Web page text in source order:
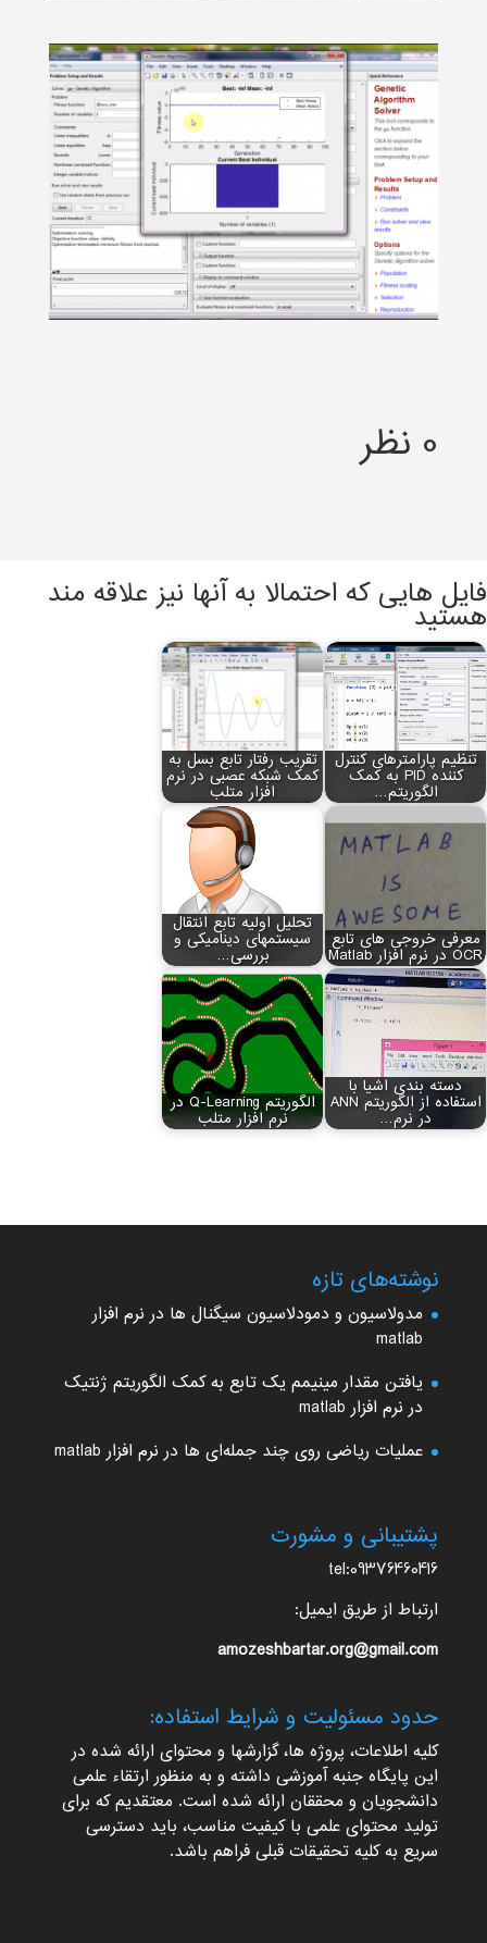
0 نظر
فایل هایی که احتمالا به آنها نیز علاقه مند
هستید
تنظیم پارامترهای کنترل
کننده PID به کمک
الگوریتم…
تقریب رفتار تابع بسل به
کمک شبکه عصبی در نرم
افزار متلب
معرفی خروجی های تابع
OCR در نرم افزار Matlab
تحلیل اولیه تابع انتقال
سیستم‏های دینامیکی و
بررسی…
دسته بندی اشیا با
استفاده از الگوریتم ANN
در نرم…
الگوریتم Q-Learning در
نرم افزار متلب
نوشته‌های تازه
مدولاسیون و دمودلاسیون سیگنال ها در نرم افزار
matlab
یافتن مقدار مینیمم یک تابع به کمک الگوریتم ژنتیک
در نرم افزار matlab
عملیات ریاضی روی چند جمله‌ای ها در نرم افزار matlab
پشتیبانی و مشورت
tel:09376460416
ارتباط از طریق ایمیل:
amozeshbartar.org@gmail.com
حدود مسئولیت و شرایط استفاده:
کلیه اطلاعات، پروژه ها، گزارشها و محتوای ارائه شده در
این پایگاه جنبه آموزشی داشته و به منظور ارتقاء علمی
دانشجویان و محققان ارائه شده است. معتقدیم که برای
تولید محتوای علمی با کیفیت مناسب، باید دسترسی
سریع به کلیه تحقیقات قبلی فراهم باشد.